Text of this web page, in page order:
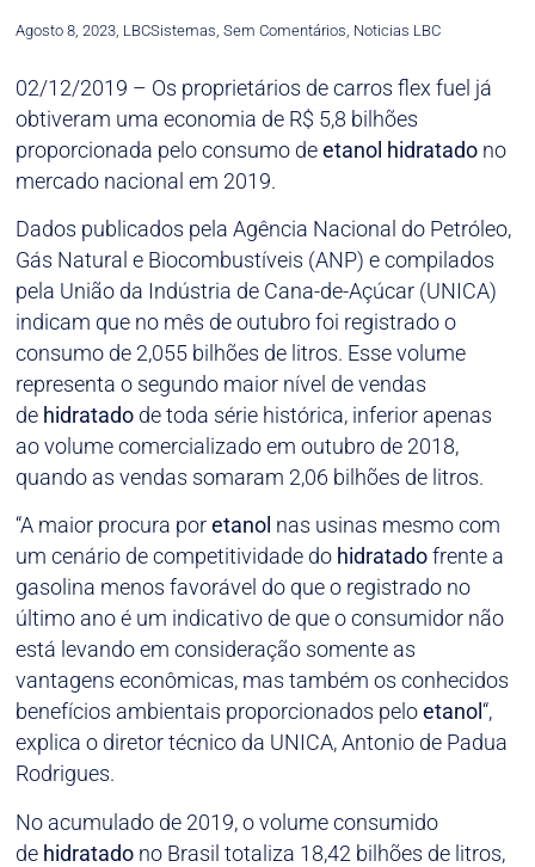
Agosto 8, 2023, LBCSistemas, Sem Comentários, Noticias LBC
02/12/2019 – Os proprietários de carros flex fuel já
obtiveram uma economia de R$ 5,8 bilhões
proporcionada pelo consumo deetanol hidratado no
mercado nacional em 2019.
Dados publicados pela Agência Nacional do Petróleo,
Gás Natural e Biocombustíveis (ANP) e compilados
pela União da Indústria de Cana-de-Açúcar (UNICA)
indicam que no mês de outubro foi registrado o
consumo de 2,055 bilhões de litros. Esse volume
representa o segundo maior nível de vendas
de hidratado de toda série histórica, inferior apenas
ao volume comercializado em outubro de 2018,
quando as vendas somaram 2,06 bilhões de litros.
“A maior procura poretanol nas usinas mesmo com
um cenário de competitividade do hidratadofrente a
gasolina menos favorável do que o registrado no
último ano é um indicativo de que o consumidor não
está levando em consideração somente as
vantagens econômicas, mas também os conhecidos
benefícios ambientais proporcionados peloetanol“,
explica o diretor técnico da UNICA, Antonio de Padua
Rodrigues.
No acumulado de 2019, o volume consumido
de hidratado no Brasil totaliza 18,42 bilhões de litros,